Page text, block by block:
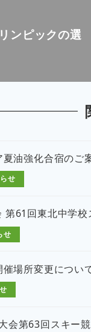
ンピックの選
夏油強化合宿のご
せ
61回東北中学
せ
催場所変更につい
第63回スキー競